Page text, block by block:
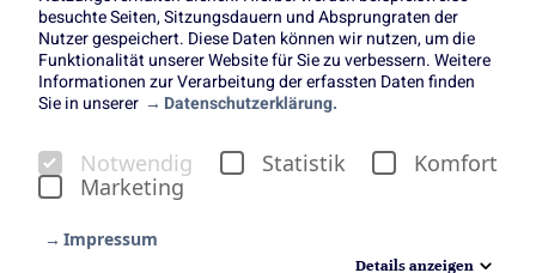
besuchte Seiten, Sitzungsdauern und Absprungraten der
Nutzer gespeichert. Diese Daten können wir nutzen, um die
Funktionalität unserer Website für Sie zu verbessern. Weitere
Informationen zur Verarbeitung der erfassten Daten finden
Sie in unserer
Datenschutzerklärung.
Notwendig Statistik
Komfort
Marketing
Impressum
Details anzeigen
Croutons
Wärmende Suppe in der Herbstzeit